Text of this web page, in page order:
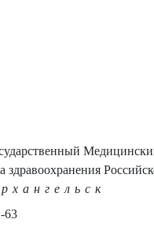
здравоохранения
63